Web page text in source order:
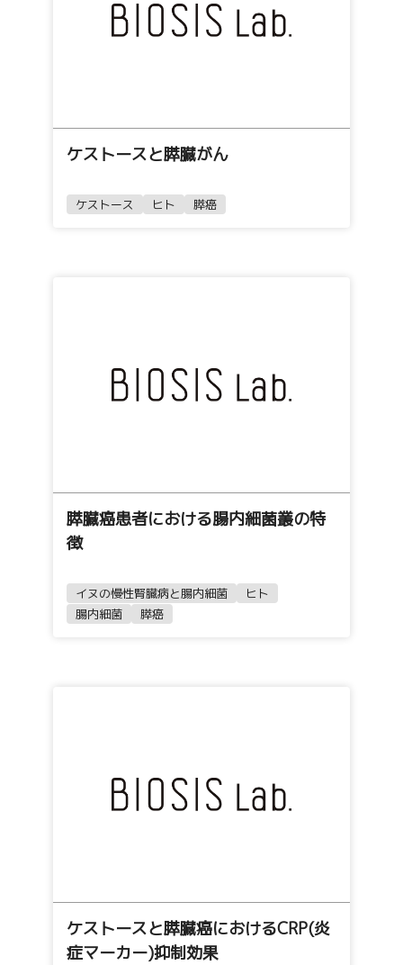
ケストースと膵臓がん
ケストース ヒト 膵癌
膵臓癌患者における腸内細菌叢の特
徴
イヌの慢性腎臓病と腸内細菌
ヒト
腸内細菌
膵癌
ケストースと膵臓癌におけるCRP(炎
症マーカー)抑制効果